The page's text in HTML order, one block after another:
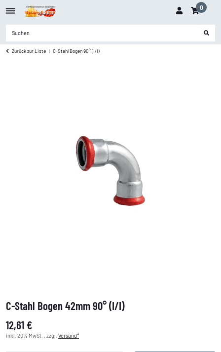
0
Zurück zur Liste C-Stahl Bogen 90° (I/I)
C-Stahl Bogen 42mm 90° (I/I)
12,61 €
inkl. 20% MwSt. , zzgl. Versand*